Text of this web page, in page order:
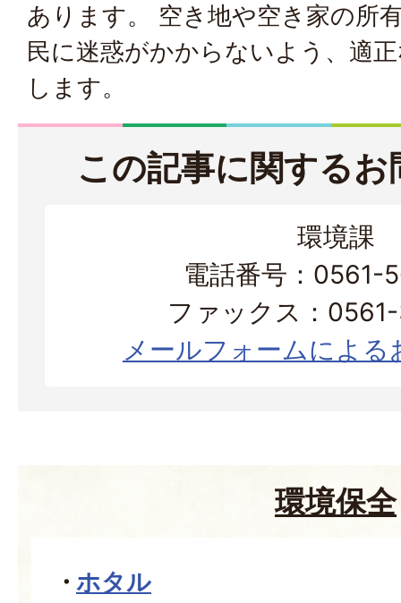
あります。 空き地や空き家の所
民に迷惑がかからないよう、適
します。
この記事に関する
環境課
電話番号：0561-
ファックス：
メールフォームによる
環境保全
ホタル